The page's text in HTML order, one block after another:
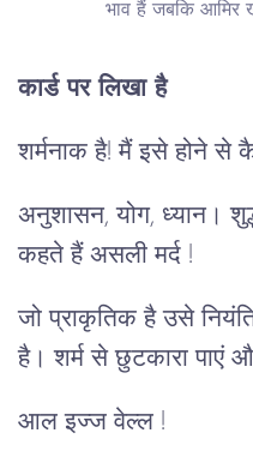
भाव हैं जबकि आमिर
कार्ड पर लिखा है
शर्मनाक है! मैं इसे होने से
अनुशासन, योग, ध्यान।
कहते हैं असली मर्द !
जो प्राकृतिक है उसे
है। शर्म से छुटकारा पाएं
आल इज्ज वेल्ल !